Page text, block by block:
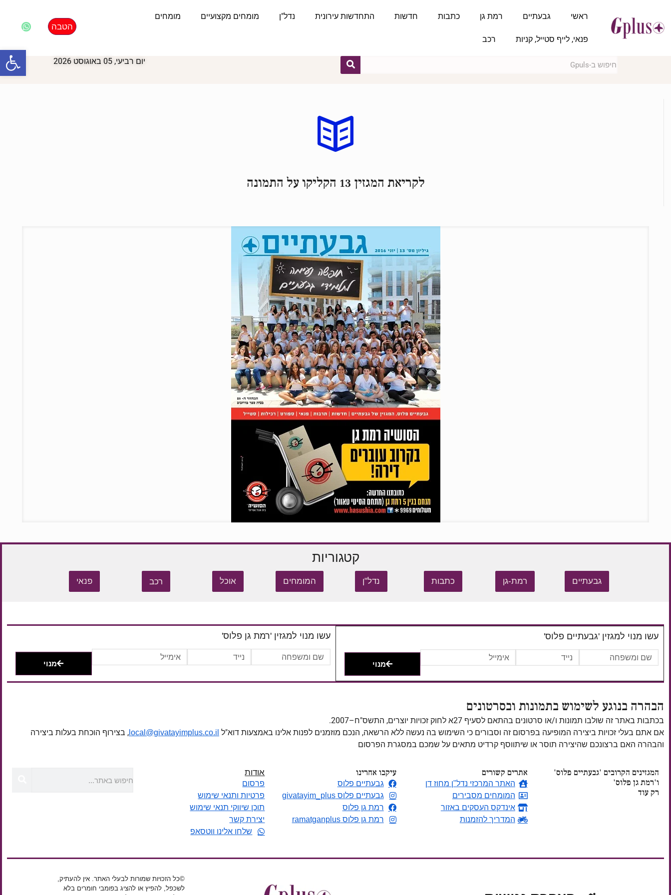
ראשי גבעתיים רמת גן כתבות חדשות התחדשות עירונית נדל"ן מומחים מקצועיים מומחים
פנאי, לייף סטייל, קניות רכב
הטבה
יום רביעי, 05 באוגוסט 2026
לקריאת המגזין 13 הקליקו על התמונה
קטגוריות
גבעתיים רמת-גן כתבות נדל"ן המומחים אוכל רכב פנאי
עשו מנוי למגזין 'גבעתיים פלוס'
מנוי
עשו מנוי למגזין 'רמת גן פלוס'
מנוי
הבהרה בנוגע לשימוש בתמונות ובסרטונים
בכתבות באתר זה שולבו תמונות ו/או סרטונים בהתאם לסעיף 27א לחוק זכויות יוצרים, התשס"ח–2007.
אם אתם בעלי זכויות ביצירה המופיעה בפרסום זה וסבורים כי השימוש בה נעשה ללא הרשאה, הנכם מוזמנים לפנות אלינו באמצעות דוא"ל local@givatayimplus.co.il , בצירוף הוכחת בעלות ביצירה
והבהרה האם ברצונכם שהיצירה תוסר או שיתווסף קרדיט מתאים על שמכם במסגרת הפרסום
המגזינים הקרובים 'גבעתיים פלוס'
ו'רמת גן פלוס'
רק עוד
אתרים קשורים
האתר המרכזי נדל"ן מחוז דן
המומחים מסבירים
אינדקס העסקים באזור
המדריך להזמנות
עיקבו אחרינו
גבעתיים פלוס
גבעתיים פלוס givatayim_plus
רמת גן פלוס
רמת גן פלוס ramatganplus
אודות
פרסום
פרטיות ותנאי שימוש
תוכן שיווקי תנאי שימוש
יצירת קשר
שלחו אלינו ווטסאפ
©כל הזכויות שמורות לבעלי האתר. אין להעתיק,
לשכפל, להפיץ או להציג בפומבי חומרים בלא
פתח